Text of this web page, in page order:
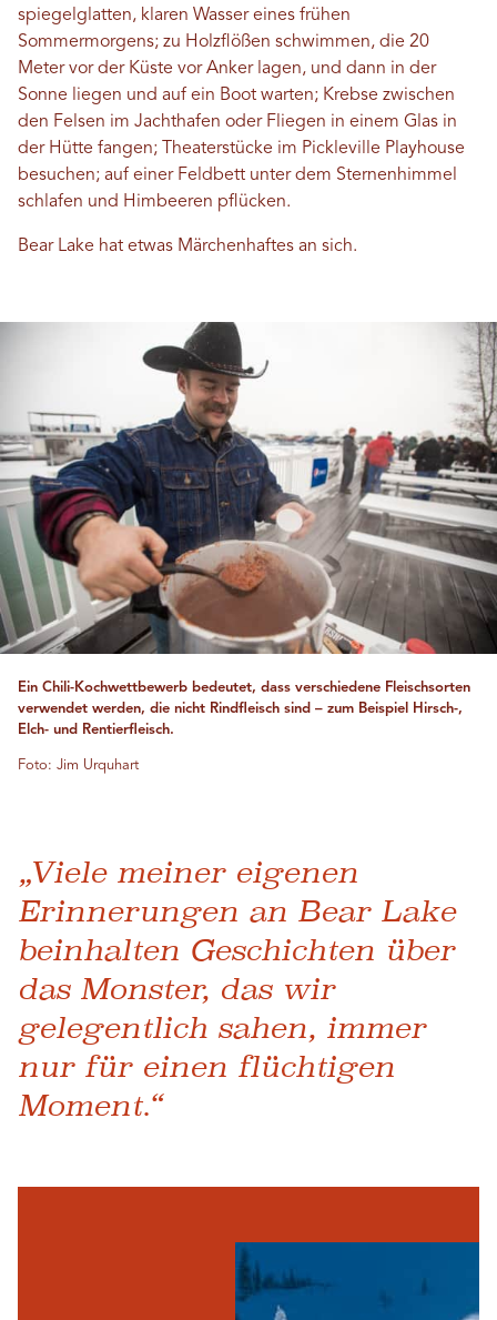
spiegelglatten, klaren Wasser eines frühen
Sommermorgens; zu Holzflößen schwimmen, die 20
Meter vor der Küste vor Anker lagen, und dann in der
Sonne liegen und auf ein Boot warten; Krebse zwischen
den Felsen im Jachthafen oder Fliegen in einem Glas in
der Hütte fangen; Theaterstücke im Pickleville Playhouse
besuchen; auf einer Feldbett unter dem Sternenhimmel
schlafen und Himbeeren pflücken.
Bear Lake hat etwas Märchenhaftes an sich.
Ein Chili-Kochwettbewerb bedeutet, dass verschiedene Fleischsorten
verwendet werden, die nicht Rindfleisch sind – zum Beispiel Hirsch-,
Elch- und Rentierfleisch.
Foto: Jim Urquhart
„Viele meiner eigenen
Erinnerungen an Bear Lake
beinhalten Geschichten über
das Monster, das wir
gelegentlich sahen, immer
nur für einen flüchtigen
Moment.“